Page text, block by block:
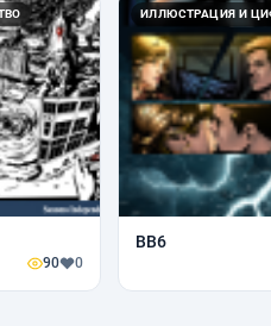
90 0
ИЛЛЮСТРАЦИЯ И
BB6